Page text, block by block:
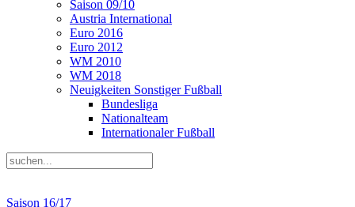
Saison 09/10
Austria International
Euro 2016
Euro 2012
WM 2010
WM 2018
Neuigkeiten Sonstiger Fußball
Bundesliga
Nationalteam
Internationaler Fußball
Saison 16/17